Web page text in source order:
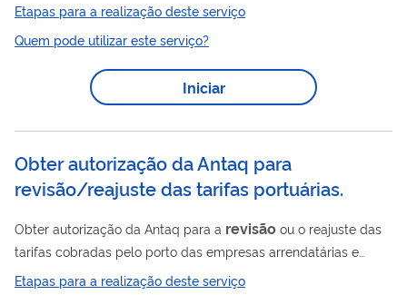
Etapas para a realização deste serviço
Quem pode utilizar este serviço?
Iniciar
Obter autorização da Antaq para
revisão/reajuste das tarifas portuárias.
Obter autorização da Antaq para a revisão ou o reajuste das
tarifas cobradas pelo porto das empresas arrendatárias e
usuários em geral, nos termos do art. 27, inciso VII, da Lei nº
Etapas para a realização deste serviço